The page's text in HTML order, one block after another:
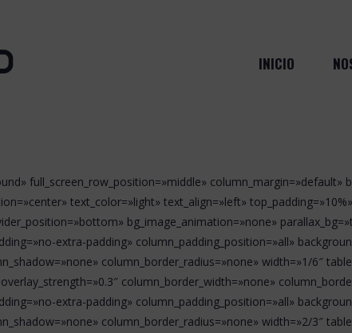
INICIO
full_screen_row_position=»middle»
text_color=»light» text_align=»left»
bg_image_animation=»none»
extra-padding» column_padding_position=»all»
column_border_radius=»none» width=»1/6″
column_border_width=»none»
extra-padding» column_padding_position=»all»
column_border_radius=»none» width=»2/3″